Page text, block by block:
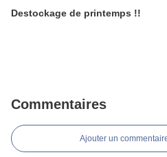
Destockage de printemps !!
Commentaires
Ajouter un